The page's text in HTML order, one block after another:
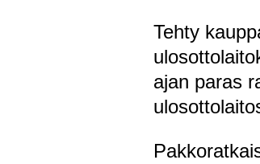
Tehty
ajan paras